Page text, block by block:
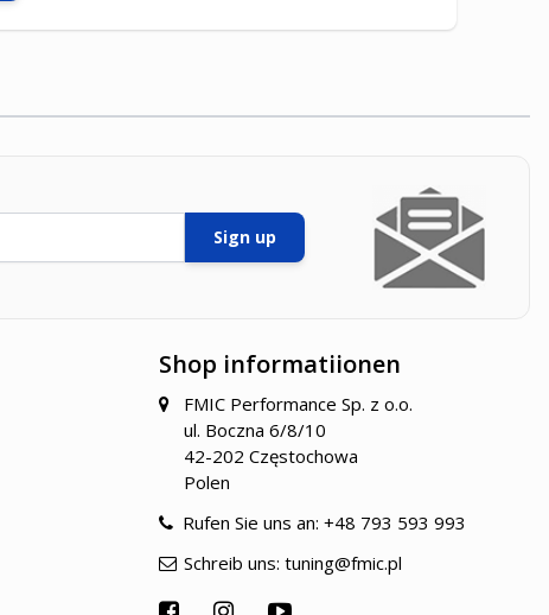
Sign up
Shop informatiionen
FMIC Performance Sp. z o.o.
ul. Boczna 6/8/10
42-202 Częstochowa
Polen
Rufen Sie uns an: +48 793 593 993
Schreib uns: tuning@fmic.pl